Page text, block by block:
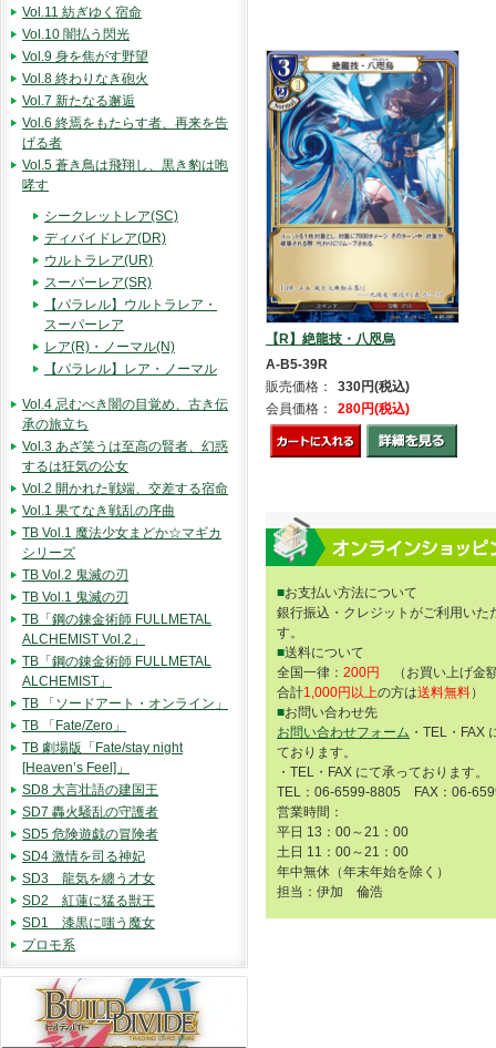
【R】絶龍技・八咫烏
A-B5-39R
販売価格：
330円(税込)
会員価格：
280円(税込)
■お支払い方法について
銀行振込・クレジットがご利用いた
す。
■送料について
全国一律： 200円
（お買い上げ金
合計1,000円以上の方は送料無料）
■お問い合わせ先
お問い合わせフォーム ・TEL・FAX
ております。
・TEL・FAX にて承っております。
TEL：06-6599-8805 FAX：06-
営業時間：
平日 13：00～21：00
土日 11：00～21：00
年中無休（年末年始を除く）
担当：伊加 倫浩
Vol.11 紡ぎゆく宿命
Vol.10 闇払う閃光
Vol.9 身を焦がす野望
Vol.8 終わりなき砲火
Vol.7 新たなる邂逅
Vol.6 終焉をもたらす者、再来を告
げる者
Vol.5 蒼き鳥は飛翔し、黒き豹は咆
哮す
シークレットレア(SC)
ディバイドレア(DR)
ウルトラレア(UR)
スーパーレア(SR)
【パラレル】ウルトラレア・
スーパーレア
レア(R)・ノーマル(N)
【パラレル】レア・ノーマル
Vol.4 忌むべき闇の目覚め、古き伝
承の旅立ち
Vol.3 あざ笑うは至高の賢者、幻惑
するは狂気の公女
Vol.2 開かれた戦端、交差する宿命
Vol.1 果てなき戦乱の序曲
TB Vol.1 魔法少女まどか☆マギカ
シリーズ
TB Vol.2 鬼滅の刃
TB Vol.1 鬼滅の刃
TB「鋼の錬金術師 FULLMETAL
ALCHEMIST Vol.2」
TB「鋼の錬金術師 FULLMETAL
ALCHEMIST」
TB 「ソードアート・オンライン」
TB 「Fate/Zero」
TB 劇場版「Fate/stay night
[Heaven’s Feel]」
SD8 大言壮語の建国王
SD7 轟火騒乱の守護者
SD5 危険遊戯の冒険者
SD4 激情を司る神妃
SD3 龍気を纏う才女
SD2 紅蓮に猛る獣王
SD1 漆黒に嗤う魔女
プロモ系